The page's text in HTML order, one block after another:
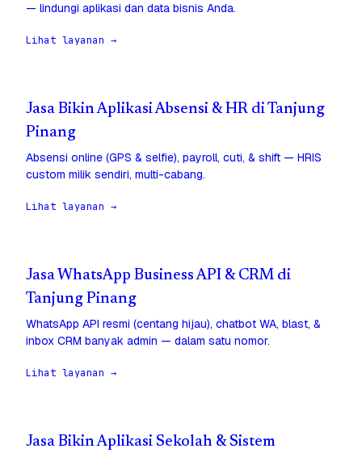
— lindungi aplikasi dan data bisnis Anda.
Lihat layanan →
Jasa Bikin Aplikasi Absensi & HR di Tanjung
Pinang
Absensi online (GPS & selfie), payroll, cuti, & shift — HRIS
custom milik sendiri, multi-cabang.
Lihat layanan →
Jasa WhatsApp Business API & CRM di
Tanjung Pinang
WhatsApp API resmi (centang hijau), chatbot WA, blast, &
inbox CRM banyak admin — dalam satu nomor.
Lihat layanan →
Jasa Bikin Aplikasi Sekolah & Sistem